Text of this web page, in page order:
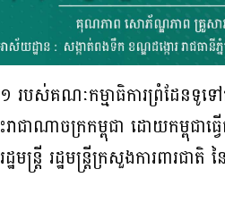
របស់គណៈកម្មាធិការព្រំដែនទូទ
ាជាណាចក្រកម្ពុជា ដោយកម្ពុជាធ្
ដ្ឋមន្ត្រីក្រសួងការពារជាតិ នៃ